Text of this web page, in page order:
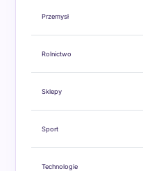
Przemysł
Rolnictwo
Sklepy
Sport
Technologie